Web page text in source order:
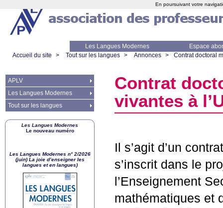
Les Langues Modernes
Espace
Accueil du site
> Tout sur les langues > Annonces > Contrat doctoral
Contrat
vivantes à
Il s’agit d’un
s’inscrit dans le
l’Enseignement
mathématiques et
APLV
Les Langues Modernes
Tout sur les langues
Les Langues Modernes
Le nouveau numéro
Les Langues Modernes n° 2/2026
(juin) La joie d’enseigner les
langues et en langues)
En poursuivant votre